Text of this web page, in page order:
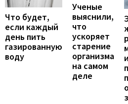
Что будет,
если каждый
день пить
газированную
воду
Ученые
выяснили,
что
ускоряет
старение
организма
на самом
деле